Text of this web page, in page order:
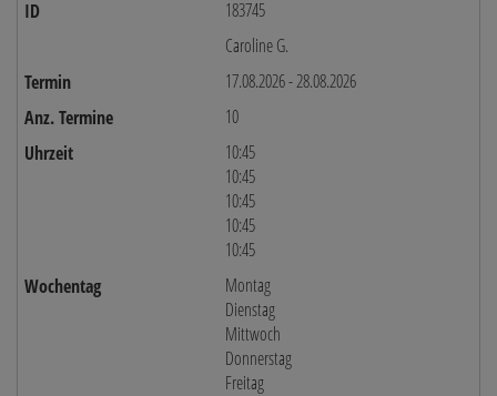
183745
Caroline G.
17.08.2026 - 28.08.2026
10
10:45
10:45
10:45
10:45
10:45
Montag
Dienstag
Mittwoch
Donnerstag
Freitag